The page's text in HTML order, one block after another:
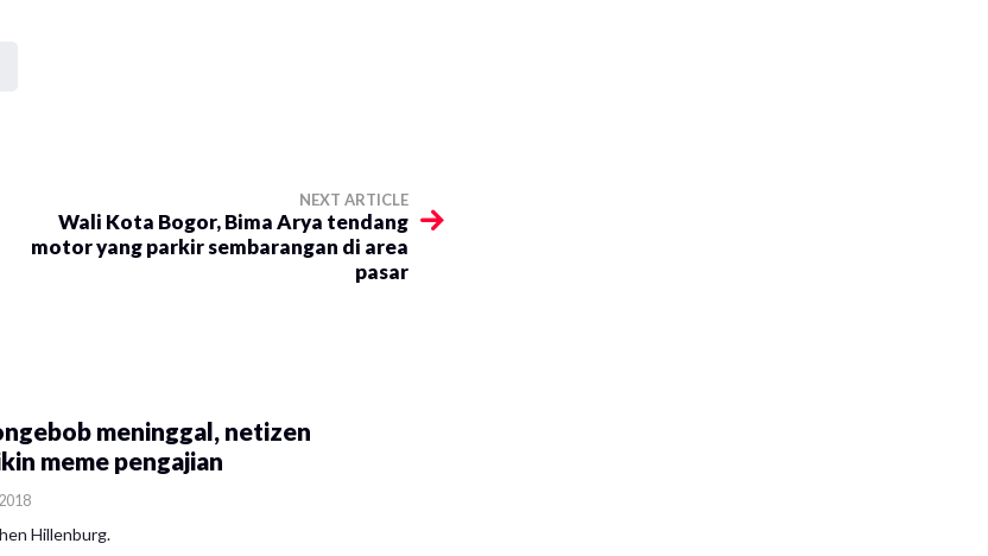
NEXT ARTICLE
Wali Kota Bogor, Bima Arya tendang
motor yang parkir sembarangan di area
pasar
meninggal, netizen
meme pengajian
Hillenburg.